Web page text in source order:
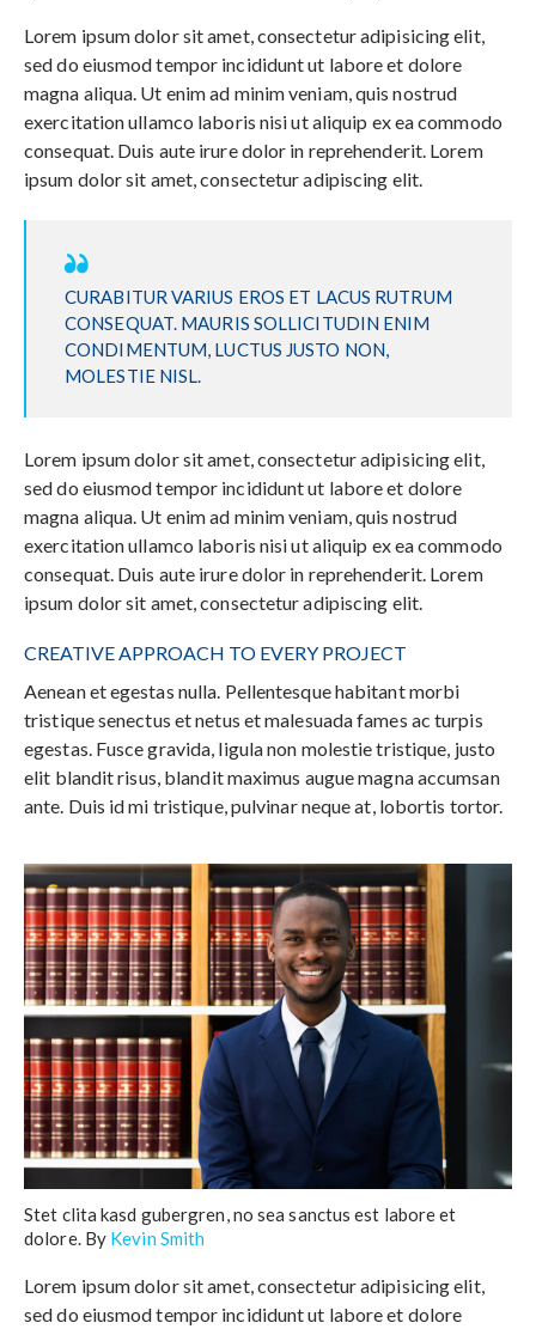
Lorem ipsum dolor sit amet, consectetur adipisicing elit,
sed do eiusmod tempor incididunt ut labore et dolore
magna aliqua. Ut enim ad minim veniam, quis nostrud
exercitation ullamco laboris nisi ut aliquip ex ea commodo
consequat. Duis aute irure dolor in reprehenderit. Lorem
ipsum dolor sit amet, consectetur adipiscing elit.
CURABITUR VARIUS EROS ET LACUS RUTRUM
CONSEQUAT. MAURIS SOLLICITUDIN ENIM
CONDIMENTUM, LUCTUS JUSTO NON,
MOLESTIE NISL.
Lorem ipsum dolor sit amet, consectetur adipisicing elit,
sed do eiusmod tempor incididunt ut labore et dolore
magna aliqua. Ut enim ad minim veniam, quis nostrud
exercitation ullamco laboris nisi ut aliquip ex ea commodo
consequat. Duis aute irure dolor in reprehenderit. Lorem
ipsum dolor sit amet, consectetur adipiscing elit.
CREATIVE APPROACH TO EVERY PROJECT
Aenean et egestas nulla. Pellentesque habitant morbi
tristique senectus et netus et malesuada fames ac turpis
egestas. Fusce gravida, ligula non molestie tristique, justo
elit blandit risus, blandit maximus augue magna accumsan
ante. Duis id mi tristique, pulvinar neque at, lobortis tortor.
Stet clita kasd gubergren, no sea sanctus est labore et
dolore. By Kevin Smith
Lorem ipsum dolor sit amet, consectetur adipisicing elit,
sed do eiusmod tempor incididunt ut labore et dolore